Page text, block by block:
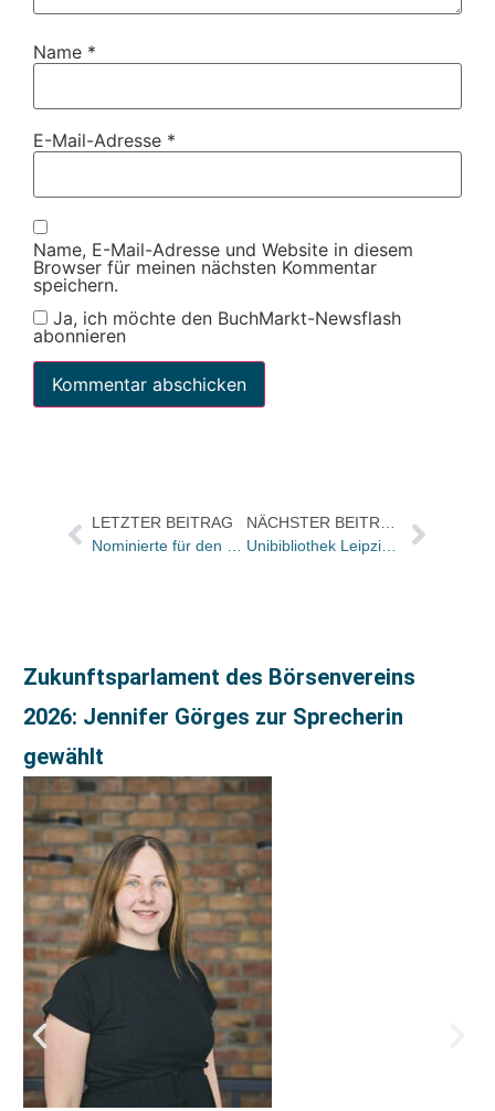
Name *
E-Mail-Adresse *
Name, E-Mail-Adresse und Website in diesem
Browser für meinen nächsten Kommentar
speichern.
Ja, ich möchte den BuchMarkt-Newsflash
abonnieren
LETZTER BEITRAG
Zukunftsparlament des Börsenvereins
2026: Jennifer Görges zur Sprecherin
gewählt